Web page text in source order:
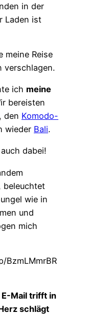
in der
Laden ist
meine Reise
verschlagen.
ich meine
bereisten
, den Komodo-
wieder Bali.
dabei!
beleuchtet
wie in
und
mich
BzmLMmrBR
E-Mail trifft in
schlägt